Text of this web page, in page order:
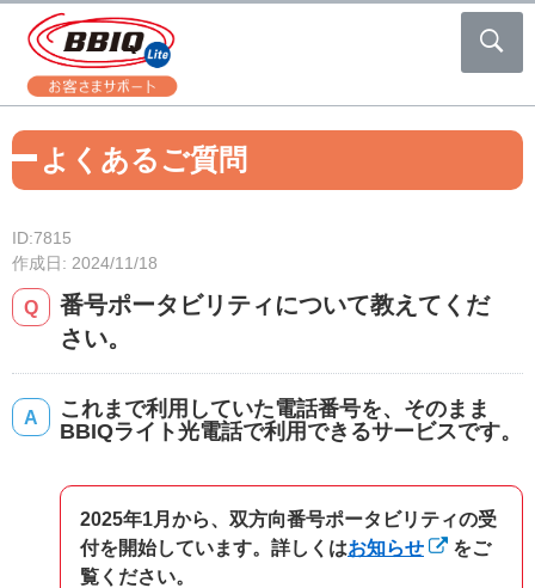
よくあるご質問
ID:7815
作成日: 2024/11/18
番号ポータビリティについて教えてくだ
さい。
これまで利用していた電話番号を、そのまま
BBIQライト光電話で利用できるサービスです。
2025年1月から、双方向番号ポータビリティの受
付を開始しています。詳しくはお知らせ
をご
覧ください。